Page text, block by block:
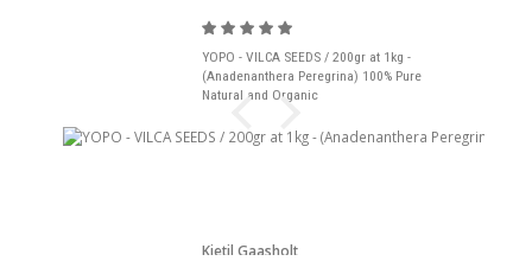
YOPO - VILCA SEEDS / 200gr at 1kg -
(Anadenanthera Peregrina) 100% Pure
Natural and Organic
Kjetil Gaasholt